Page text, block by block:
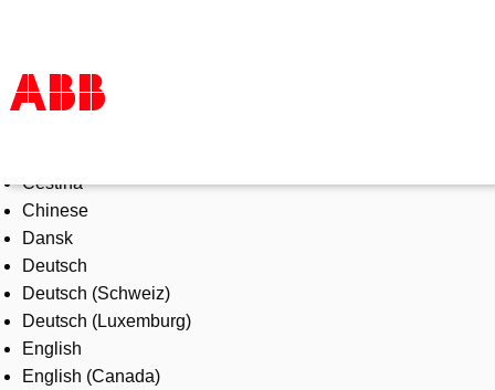
Products & Solutions
Industries
Services
About us
Where to buy
Contact us
Careers
Čeština
Chinese
Dansk
Deutsch
Deutsch (Schweiz)
Deutsch (Luxemburg)
English
English (Canada)